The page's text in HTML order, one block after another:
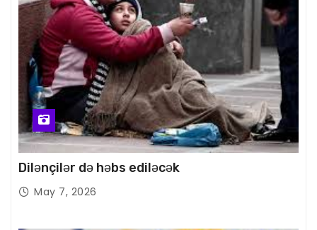
Dilənçilər də həbs ediləcək
May 7, 2026